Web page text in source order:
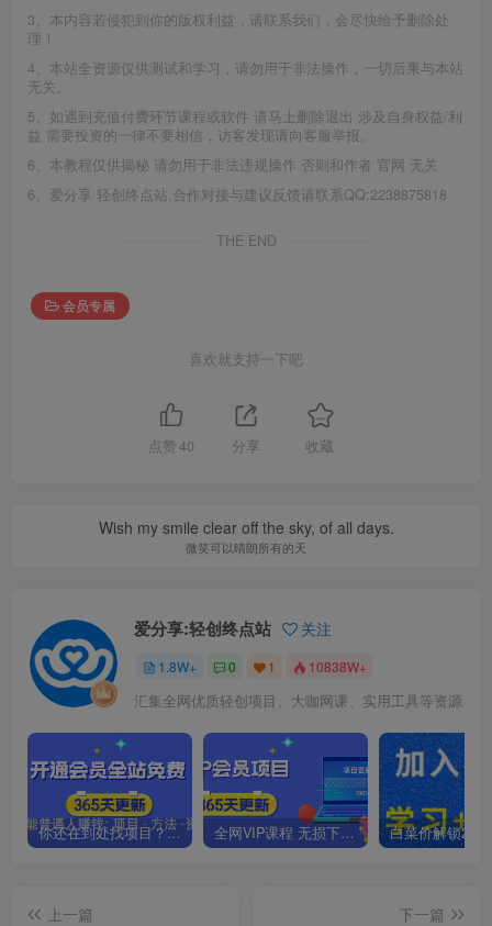
3、本内容若侵犯到你的版权利益，请联系我们，会尽快给予删除处
理！
4、本站全资源仅供测试和学习，请勿用于非法操作，一切后果与本站
无关。
5、如遇到充值付费环节课程或软件 请马上删除退出 涉及自身权益/利
益 需要投资的一律不要相信，访客发现请向客服举报。
6、本教程仅供揭秘 请勿用于非法违规操作 否则和作者 官网 无关
6、爱分享·轻创终点站,合作对接与建议反馈请联系QQ:2238875818
THE END
会员专属
喜欢就支持一下吧
点赞 40 分享 收藏
Wish my smile clear off the sky, of all days.
微笑可以晴朗所有的天
爱分享:轻创终点站 关注
1.8W+ 0 1 10838W+
汇集全网优质轻创项目、大咖网课、实用工具等资源
你还在到处找项目？还在当韭菜？我靠卖项目一个月收入5万+，曾经我也是个失败者。 全网VIP课程 无损下载~.~
上一篇
下一篇